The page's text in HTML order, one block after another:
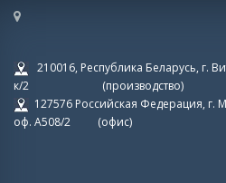
210016, Республика Беларусь, г.
к/2 (производство)
127576 Российская Федерация, г.
оф. А508/2 (офис)